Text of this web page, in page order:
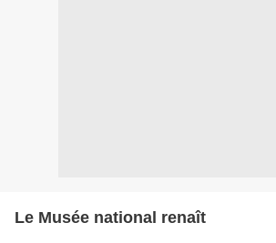
Le Musée national renaît